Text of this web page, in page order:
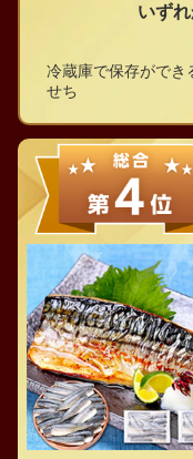
いず
冷蔵庫で保存ができ
せち